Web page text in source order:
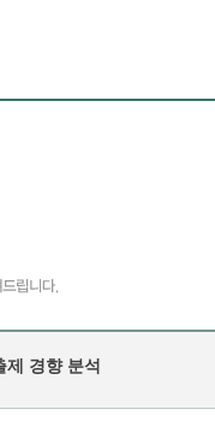
경향 분석